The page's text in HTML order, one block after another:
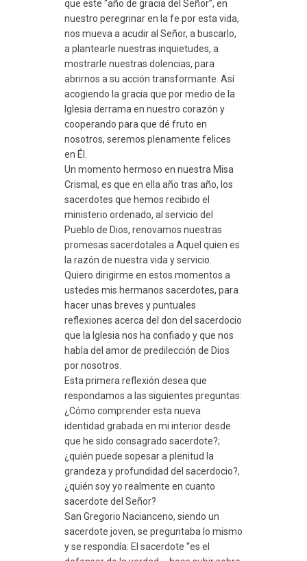
que este “año de gracia del Señor”, en
nuestro peregrinar en la fe por esta vida,
nos mueva a acudir al Señor, a buscarlo,
a plantearle nuestras inquietudes, a
mostrarle nuestras dolencias, para
abrirnos a su acción transformante. Así
acogiendo la gracia que por medio de la
Iglesia derrama en nuestro corazón y
cooperando para que dé fruto en
nosotros, seremos plenamente felices
en Él.
Un momento hermoso en nuestra Misa
Crismal, es que en ella año tras año, los
sacerdotes que hemos recibido el
ministerio ordenado, al servicio del
Pueblo de Dios, renovamos nuestras
promesas sacerdotales a Aquel quien es
la razón de nuestra vida y servicio.
Quiero dirigirme en estos momentos a
ustedes mis hermanos sacerdotes, para
hacer unas breves y puntuales
reflexiones acerca del don del sacerdocio
que la Iglesia nos ha confiado y que nos
habla del amor de predilección de Dios
por nosotros.
Esta primera reflexión desea que
respondamos a las siguientes preguntas:
¿Cómo comprender esta nueva
identidad grabada en mi interior desde
que he sido consagrado sacerdote?;
¿quién puede sopesar a plenitud la
grandeza y profundidad del sacerdocio?,
¿quién soy yo realmente en cuanto
sacerdote del Señor?
San Gregorio Nacianceno, siendo un
sacerdote joven, se preguntaba lo mismo
y se respondía: El sacerdote “es el